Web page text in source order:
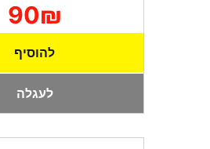
90₪
להוסיף
לעגלה